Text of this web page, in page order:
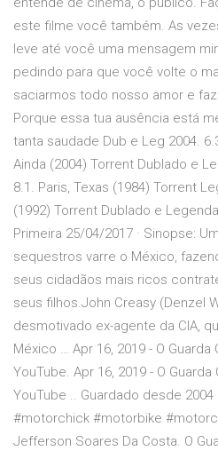
este filme você também. As
leve até você uma mensagem
pedindo para que você volte o
saciarmos todo nosso amor e
Porque essa tua ausência está
tanta saudade Dub e Leg 2004.
Ainda (2004) Torrent Dublado e
8.1. Paris, Texas (1984) Torrent
(1992) Torrent Dublado e
Primeira 25/04/2017 · Sinopse:
sequestros varre o México,
seus cidadãos mais ricos
seus filhos.John Creasy (Denzel
desmotivado ex-agente da CIA,
México … Apr 16, 2019 - O
YouTube. Apr 16, 2019 - O
YouTube .. Guardado desde
#motorchick #motorbike
Jefferson Soares Da Costa. O